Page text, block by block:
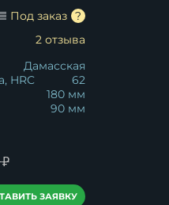
Под заказ
2 отзыва
Дамасская
HRC
62
180 мм
90 мм
₽
ЗАЯВКУ